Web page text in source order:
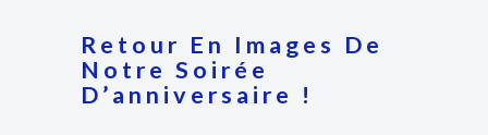
Retour En Images De
Notre Soirée
D’anniversaire !